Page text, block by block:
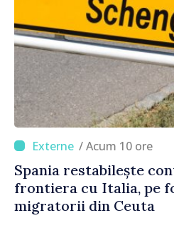
/ Acum 10 ore
Spania restabilește
frontiera cu Italia, pe
migratorii din Ceuta